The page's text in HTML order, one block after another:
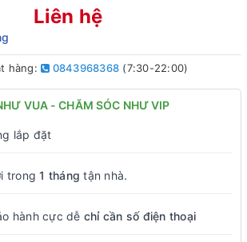
Liên hệ
hàng: 0843968368 (7:30-22:00)
VUA - CHĂM SÓC NHƯ VIP
lắp đặt
trong1 tháng tận nhà.
hành cực dễ chỉ cần số điện thoại